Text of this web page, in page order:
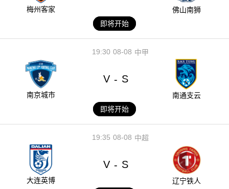
梅州客家
佛山南狮
即将开始
08-08
19:30 中甲
南京城市
V - S
南通支云
即将开始
08-08
19:35 中超
大连英博
V - S
辽宁铁人